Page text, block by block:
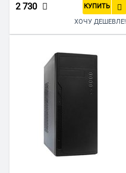
2 730 КУПИТЬ
ХОЧУ ДЕШЕВЛЕ!